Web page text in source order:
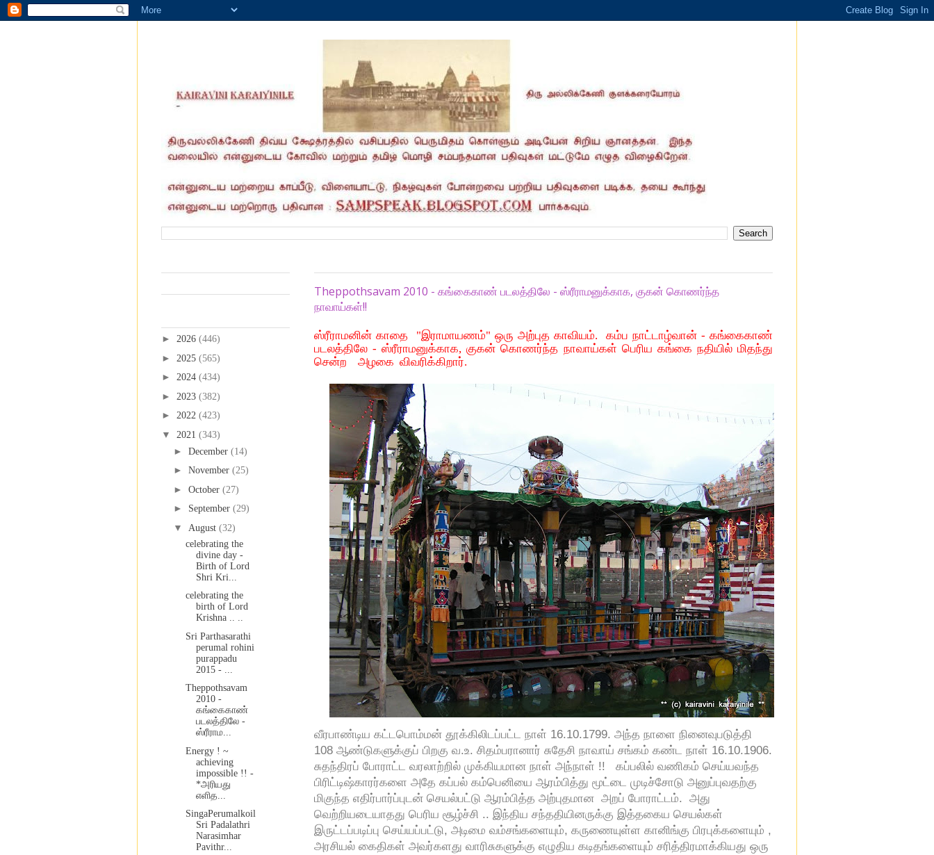
Theppothsavam 2010 - கங்கைகாண் படலத்திலே - ஸ்ரீராமனுக்காக, குகன் கொணர்ந்த
நாவாய்கள்!!
ஸ்ரீராமனின் காதை "இராமாயணம்" ஒரு அற்புத காவியம். கம்ப நாட்டாழ்வான் - கங்கைகாண்
படலத்திலே - ஸ்ரீராமனுக்காக, குகன் கொணர்ந்த நாவாய்கள் பெரிய கங்கை நதியில் மிதந்து
சென்ற அழகை விவரிக்கிறார்.
வீரபாண்டிய கட்டபொம்மன் தூக்கிலிடப்பட்ட நாள் 16.10.1799. அந்த நாளை நினைவுபடுத்தி
108 ஆண்டுகளுக்குப் பிறகு வ.உ. சிதம்பரானார் சுதேசி நாவாய் சங்கம் கண்ட நாள் 16.10.1906.
சுதந்திரப் போராட்ட வரலாற்றில் முக்கியமான நாள் அந்நாள் !! கப்பலில் வணிகம் செய்யவந்த
பிரிட்டிஷ்காரர்களை அதே கப்பல் கம்பெனியை ஆரம்பித்து மூட்டை முடிச்சோடு அனுப்புவதற்கு
மிகுந்த எதிர்பார்ப்புடன் செயல்பட்டு ஆரம்பித்த அற்புதமான அறப் போராட்டம்.
அது
வெற்றியடையாதது பெரிய சூழ்ச்சி .. இந்திய சந்ததியினருக்கு இத்தகைய செயல்கள்
இருட்டப்படிப்பு செய்யப்பட்டு, அடிமை வம்சங்களையும், கருணையுள்ள கானிங்கு பிரபுக்களையும் ,
அரசியல் கைதிகள் அவர்களது வாரிசுகளுக்கு எழுதிய கடிதங்களையும் சரித்திரமாக்கியது ஒரு
► 2026 (446)
► 2025 (565)
► 2024 (434)
► 2023 (382)
► 2022 (423)
▼ 2021 (343)
► December (14)
► November (25)
► October (27)
► September (29)
▼ August (32)
celebrating the
divine day -
Birth of Lord
Shri Kri...
celebrating the
birth of Lord
Krishna .. ..
Sri Parthasarathi
perumal rohini
purappadu
2015 - ...
Theppothsavam
2010 -
கங்கைகாண்
படலத்திலே -
ஸ்ரீராம...
Energy ! ~
achieving
impossible !! -
*அரியது
எளித...
SingaPerumalkoil
Sri Padalathri
Narasimhar
Pavithr...